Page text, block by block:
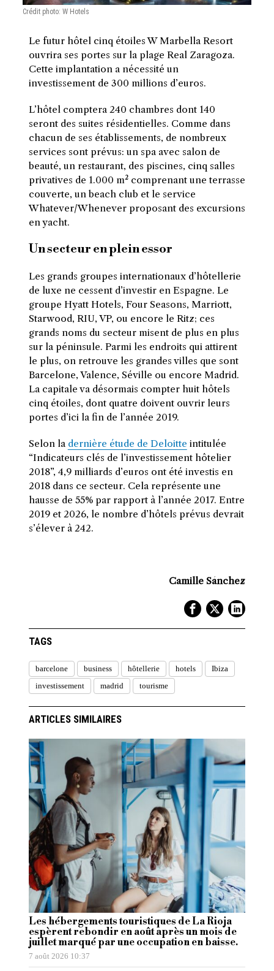
Crédit photo: W Hotels
Le futur hôtel cinq étoiles W Marbella Resort
ouvrira ses portes sur la plage Real Zaragoza.
Cette implantation a nécessité un
investissement de 300 millions d’euros.
L’hôtel comptera 240 chambres dont 140
seront des suites résidentielles. Comme dans
chacun de ses établissements, de nombreux
services sont prévus: un spa avec salon de
beauté, un restaurant, des piscines, cinq salles
privatives de 1.000 m² comprenant une terrasse
couverte, un beach club et le service
Whatever/Whenever proposant des excursions
en yacht.
Un secteur en plein essor
Les grands groupes internationaux d’hôtellerie
de luxe ne cessent d’investir en Espagne. Le
groupe Hyatt Hotels, Four Seasons, Marriott,
Starwood, RIU, VP, ou encore le Ritz; ces
grands noms du secteur misent de plus en plus
sur la péninsule. Parmi les endroits qui attirent
le plus, on retrouve les grandes villes que sont
Barcelone, Valence, Séville ou encore Madrid.
La capitale va désormais compter huit hôtels
cinq étoiles, dont quatre doivent ouvrir leurs
portes d’ici la fin de l’année 2019.
Selon la dernière étude de Deloitte intitulée
“Indicateurs clés de l’investissement hôtelier
2018”, 4,9 milliards d’euros ont été investis en
2018 dans ce secteur. Cela représente une
hausse de 55% par rapport à l’année 2017. Entre
2019 et 2026, le nombre d’hôtels prévus devrait
s’élever à 242.
Camille Sánchez
TAGS
barcelone business hôtellerie hotels
Ibiza
investissement
madrid tourisme
ARTICLES SIMILAIRES
Les hébergements touristiques de La Rioja
espèrent rebondir en août après un mois de
juillet marqué par une occupation en baisse.
7 août 2026 10:37